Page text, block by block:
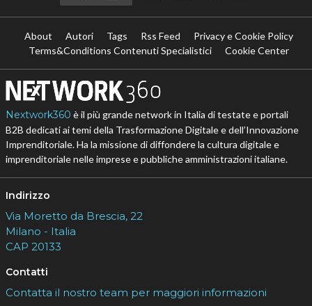
About Autori Tags Rss Feed
Privacy e Cookie Policy
Terms&Conditions Contenuti Specialistici
Cookie Center
Nextwork360 è il più grande network in Italia di testate e portali
B2B dedicati ai temi della Trasformazione Digitale e dell’Innovazione
Imprenditoriale. Ha la missione di diffondere la cultura digitale e
imprenditoriale nelle imprese e pubbliche amministrazioni italiane.
Indirizzo
Via Moretto da Brescia, 22
Milano - Italia
CAP 20133
Contatti
Contatta il nostro team per maggiori informazioni